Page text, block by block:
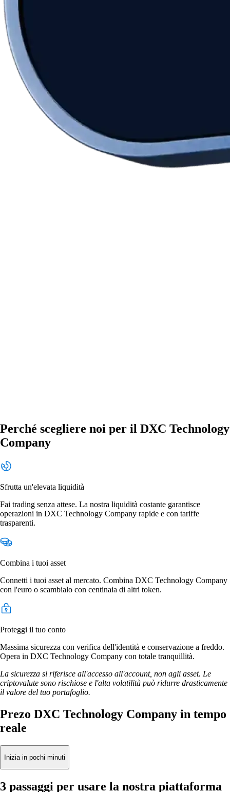
Perché scegliere noi per il DXC Technology
Company
Sfrutta un'elevata liquidità
Fai trading senza attese. La nostra liquidità costante garantisce
operazioni in DXC Technology Company rapide e con tariffe
trasparenti.
Combina i tuoi asset
Connetti i tuoi asset al mercato. Combina DXC Technology Company
con l'euro o scambialo con centinaia di altri token.
Proteggi il tuo conto
Massima sicurezza con verifica dell'identità e conservazione a freddo.
Opera in DXC Technology Company con totale tranquillità.
La sicurezza si riferisce all'accesso all'account, non agli asset. Le
criptovalute sono rischiose e l'alta volatilità può ridurre drasticamente
il valore del tuo portafoglio.
Prezo DXC Technology Company in tempo
reale
Inizia in pochi minuti
3 passaggi per usare la nostra piattaforma